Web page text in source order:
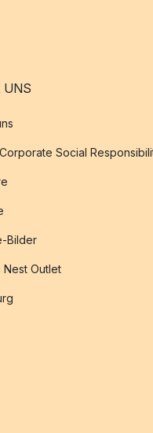
UNS
Social
Bilder
Nest Outlet